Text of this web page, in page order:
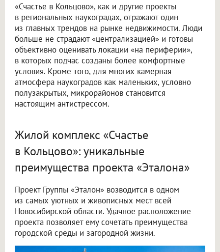
«Счастье в Кольцово», как и другие проекты
в региональных наукоградах, отражают один
из главных трендов на рынке недвижимости. Люди
больше не страдают «централизацией» и готовы
объективно оценивать локации «на периферии»,
в которых подчас созданы более комфортные
условия. Кроме того, для многих камерная
атмосфера наукоградов как маленьких, условно
полузакрытых, микрорайонов становится
настоящим антистрессом.
Жилой комплекс «Счастье
в Кольцово»: уникальные
преимущества проекта «Эталона»
Проект Группы «Эталон» возводится в одном
из самых уютных и живописных мест всей
Новосибирской области. Удачное расположение
проекта позволяет ему сочетать преимущества
городской среды и загородной жизни.